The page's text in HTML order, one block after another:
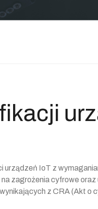
urządzeń IoT z
zagrożenia cyfrowe oraz
z CRA (Akt o